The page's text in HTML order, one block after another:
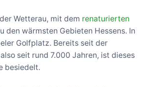
Wetterau, mit dem renaturierten
den wärmsten Gebieten Hessens. In
Golfplatz. Bereits seit der
seit rund 7.000 Jahren, ist dieses
besiedelt.